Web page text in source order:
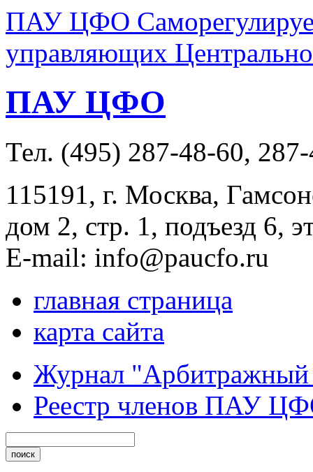
ПАУ ЦФО
управляющих
ПАУ ЦФО
Тел. (495) 287-48-60,
115191, г. Москва,
дом 2, стр. 1, подъезд 6,
E-mail: info@paucfo.ru
главная страница
карта сайта
Журнал
Реестр членов ПАУ